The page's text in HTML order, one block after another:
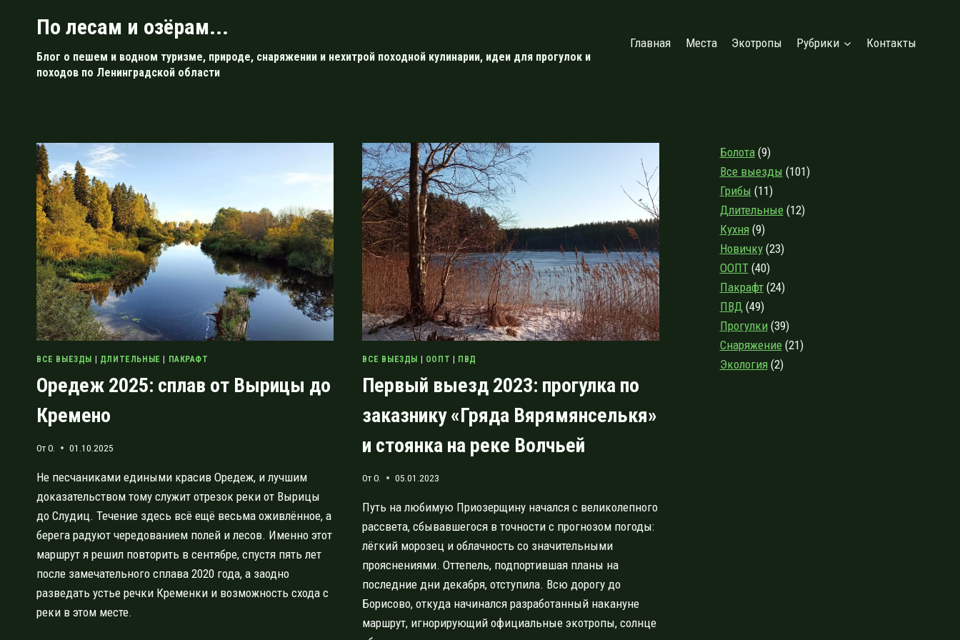
По лесам и озёрам...
Блог о пешем и водном туризме, природе, снаряжении и нехитрой походной кулинарии, идеи для прогулок и
походов по Ленинградской области
Главная Места Экотропы Рубрики Контакты
ВСЕ ВЫЕЗДЫ ДЛИТЕЛЬНЫЕ ПАКРАФТ
Оредеж 2025: сплав от Вырицы до
Кремено
ОтO. 01.10.2025
Не песчаниками едиными красив Оредеж, и лучшим
доказательством тому служит отрезок реки от Вырицы
до Слудиц. Течение здесь всё ещё весьма оживлённое, а
берега радуют чередованием полей и лесов. Именно этот
маршрут я решил повторить в сентябре, спустя пять лет
после замечательного сплава 2020 года, а заодно
разведать устье речки Кременки и возможность схода с
реки в этом месте.
ВСЕ ВЫЕЗДЫ ООПТ ПВД
Первый выезд 2023: прогулка по
заказнику «Гряда Вярямянселькя»
и стоянка на реке Волчьей
ОтO. 05.01.2023
Путь на любимую Приозерщину начался с великолепного
рассвета, сбывавшегося в точности с прогнозом погоды:
лёгкий морозец и облачность со значительными
прояснениями. Оттепель, подпортившая планы на
последние дни декабря, отступила. Всю дорогу до
Борисово, откуда начинался разработанный накануне
маршрут, игнорирующий официальные экотропы, солнце
Болота(9)
Все выезды (101)
Грибы (11)
Длительные(12)
Кухня(9)
Новичку(23)
ООПТ(40)
Пакрафт(24)
ПВД(49)
Прогулки(39)
Снаряжение(21)
Экология(2)